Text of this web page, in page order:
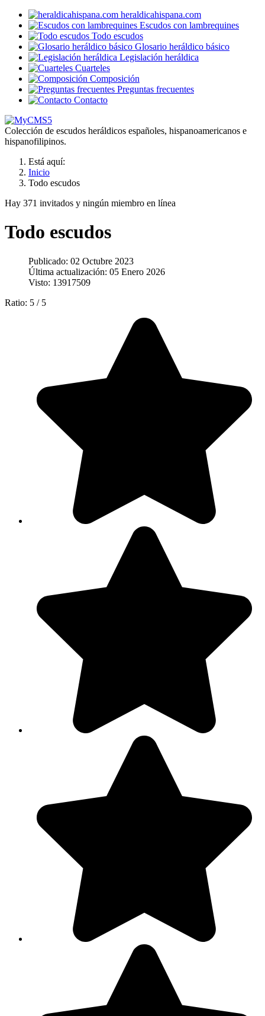
heraldicahispana.com
Escudos con lambrequines
Todo escudos
Glosario heráldico básico
Legislación heráldica
Cuarteles
Composición
Preguntas frecuentes
Contacto
Colección de escudos heráldicos españoles, hispanoamericanos e
hispanofilipinos.
Está aquí:
Inicio
Todo escudos
Hay 371 invitados y ningún miembro en línea
Todo escudos
Publicado: 02 Octubre 2023
Última actualización: 05 Enero 2026
Visto: 13917509
Ratio: 5 / 5